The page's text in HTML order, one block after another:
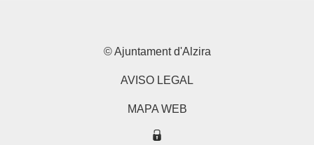
© Ajuntament d'Alzira
AVISO LEGAL
MAPA WEB